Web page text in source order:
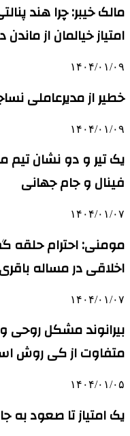
امتیاز خیالمان از
۱۴۰۴/۰۱/۰۹
خطیر از مدیرعاملی
۱۴۰۴/۰۱/۰۹
یک تیر و دو نشان تیم
فینال و جام جهانی
۱۴۰۴/۰۱/۰۷
مومنی: احترام
اخلاقی در مساله
۱۴۰۴/۰۱/۰۷
بیرانوند مشکل روحی
متفاوت از کی روش
۱۴۰۴/۰۱/۰۵
یک امتیاز تا صعود به جام جهانی ۲۰۲۶: